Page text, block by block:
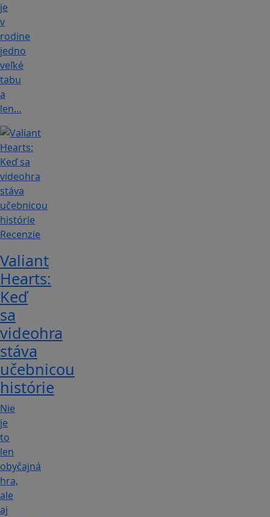
je
v
rodine
jedno
veľké
tabu
a
len…
Recenzie
Valiant
Hearts:
Keď
sa
videohra
stáva
učebnicou
histórie
Nie
je
to
len
obyčajná
hra,
ale
aj